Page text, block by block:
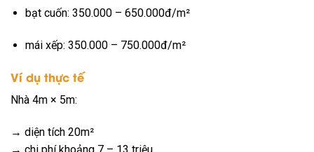
bạt cuốn: 350.000 – 650.000đ/m²
mái xếp: 350.000 – 750.000đ/m²
Ví dụ thực tế
Nhà 4m × 5m:
→ diện tích 20m²